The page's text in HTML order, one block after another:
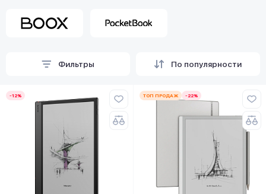
Фильтры По популярности
-12% ТОП ПРОДАЖ -22%